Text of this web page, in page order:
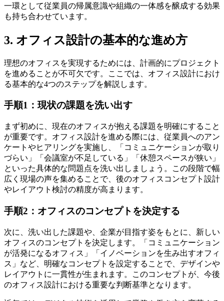
一環として従業員の帰属意識や組織の一体感を醸成する効果
も持ち合わせています。
3. オフィス設計の基本的な進め方
理想のオフィスを実現するためには、計画的にプロジェクト
を進めることが不可欠です。ここでは、オフィス設計におけ
る基本的な4つのステップを解説します。
手順1：現状の課題を洗い出す
まず初めに、現在のオフィスが抱える課題を明確にすること
が重要です。オフィス設計を進める際には、従業員へのアン
ケートやヒアリングを実施し、「コミュニケーションが取り
づらい」「会議室が不足している」「休憩スペースが狭い」
といった具体的な問題点を洗い出しましょう。この段階で幅
広く現場の声を集めることで、後のオフィスコンセプト設計
やレイアウト検討の精度が高まります。
手順2：オフィスのコンセプトを決定する
次に、洗い出した課題や、企業が目指す姿をもとに、新しい
オフィスのコンセプトを決定します。「コミュニケーション
が活発になるオフィス」「イノベーションを生み出すオフィ
ス」など、明確なコンセプトを設定することで、デザインや
レイアウトに一貫性が生まれます。このコンセプトが、今後
のオフィス設計における重要な判断基準となります。